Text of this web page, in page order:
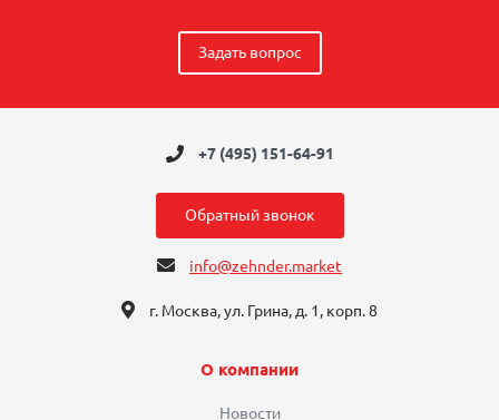
Задать вопрос
+7 (495) 151-64-91
Обратный звонок
info@zehnder.market
г. Москва, ул. Грина, д. 1, корп. 8
О компании
Новости